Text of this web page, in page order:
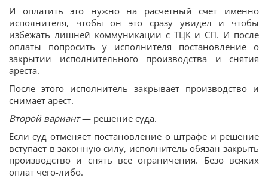
И оплатить это нужно на расчетный счет именно
исполнителя, чтобы он это сразу увидел и чтобы
избежать лишней коммуникации с ТЦК и СП. И после
оплаты попросить у исполнителя постановление о
закрытии исполнительного производства и снятия
ареста.
После этого исполнитель закрывает производство и
снимает арест.
Второй вариант— решение суда.
Если суд отменяет постановление о штрафе и решение
вступает в законную силу, исполнитель обязан закрыть
производство и снять все ограничения. Безо всяких
оплат чего-либо.